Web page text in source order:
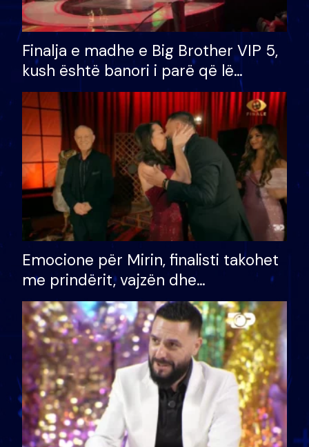
Finalja e madhe e Big Brother VIP 5,
kush është banori i parë që lë
shtëpinë dhe humb mundësinë për
të fituar çmimin e madh
Emocione për Mirin, finalisti takohet
me prindërit, vajzën dhe
bashkëshorten: S’kemi ndonjë letër
divorci apo jo?